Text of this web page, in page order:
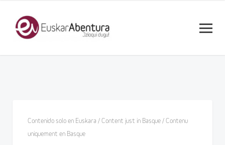
Contenido solo en Euskara / Content just in Basque / Contenu
uniquement en Basque